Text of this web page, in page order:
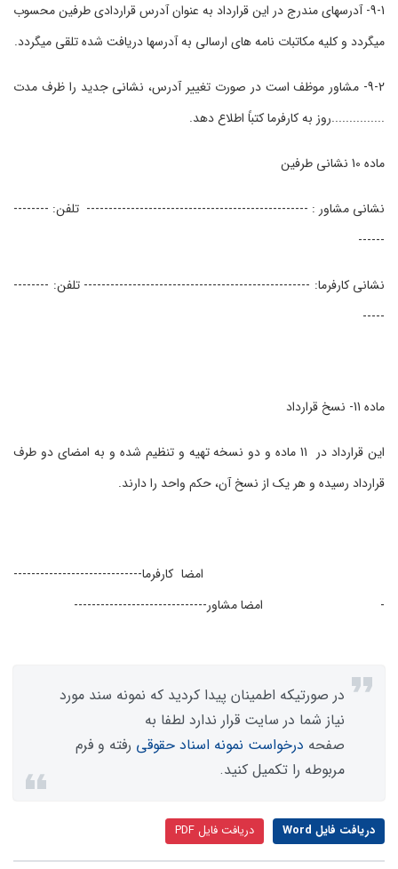
9-1- آدرسهای مندرج در این قرارداد به عنوان آدرس قراردادی طرفین محسوب
میگردد و کلیه مکاتبات نامه های ارسالی به آدرسها دریافت شده تلقی میگردد.
9-2- مشاور موظف است در صورت تغییر آدرس، نشانی جدید را ظرف مدت
...............روز به کارفرما کتباً اطلاع دهد.
ماده 10 نشانی طرفین
نشانی مشاور : -------------------------------------------------- تلفن: --------
------
نشانی کارفرما: --------------------------------------------------- تلفن: --------
-----
ماده 11- نسخ قرارداد
این قرارداد در 11 ماده و دو نسخه تهیه و تنظیم شده و به امضای دو طرف
قرارداد رسیده و هر یک از نسخ آن، حکم واحد را دارند.
امضا کارفرما-----------------------------
- امضا مشاور------------------------------
در صورتیکه اطمینان پیدا کردید که نمونه سند مورد
نیاز شما در سایت قرار ندارد لطفا به
صفحه درخواست نمونه اسناد حقوقی رفته و فرم
مربوطه را تکمیل کنید.
دریافت فایل Word دریافت فایل PDF